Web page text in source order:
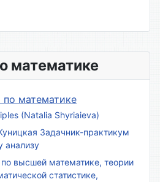
математике
математике
(Natalia Shyriaieva)
Задачник-практикум
анализу
высшей математике, теории
статистике,